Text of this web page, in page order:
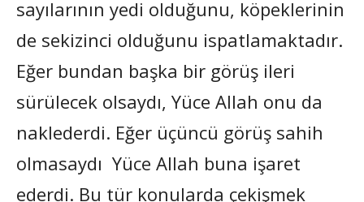
sayılarının yedi olduğunu, köpeklerinin
de sekizinci olduğunu ispatlamaktadır.
Eğer bundan başka bir görüş ileri
sürülecek olsaydı, Yüce Allah onu da
naklederdi. Eğer üçüncü görüş sahih
olmasaydı Yüce Allah buna işaret
ederdi. Bu tür konularda çekişmek